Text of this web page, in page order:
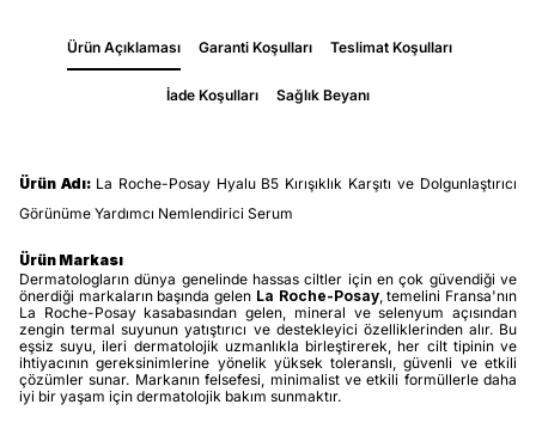
Ürün Açıklaması Garanti Koşulları Teslimat Koşulları
İade Koşulları Sağlık Beyanı
Ürün Adı: La Roche-Posay Hyalu B5 Kırışıklık Karşıtı ve Dolgunlaştırıcı
Görünüme Yardımcı Nemlendirici Serum
Ürün Markası
Dermatologların dünya genelinde hassas ciltler için en çok güvendiği ve
önerdiği markaların başında gelen La Roche-Posay, temelini Fransa'nın
La Roche-Posay kasabasından gelen, mineral ve selenyum açısından
zengin termal suyunun yatıştırıcı ve destekleyici özelliklerinden alır. Bu
eşsiz suyu, ileri dermatolojik uzmanlıkla birleştirerek, her cilt tipinin ve
ihtiyacının gereksinimlerine yönelik yüksek toleranslı, güvenli ve etkili
çözümler sunar. Markanın felsefesi, minimalist ve etkili formüllerle daha
iyi bir yaşam için dermatolojik bakım sunmaktır.